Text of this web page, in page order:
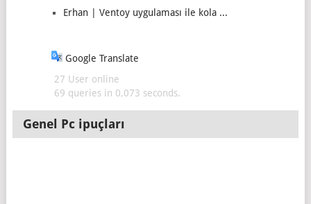
Erhan | Ventoy uygulaması ile kola ...
Google Translate
27 User online
69 queries in 0,073 seconds.
Genel Pc ipuçları